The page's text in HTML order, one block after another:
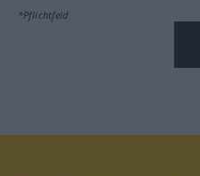
*Pflichtfeld